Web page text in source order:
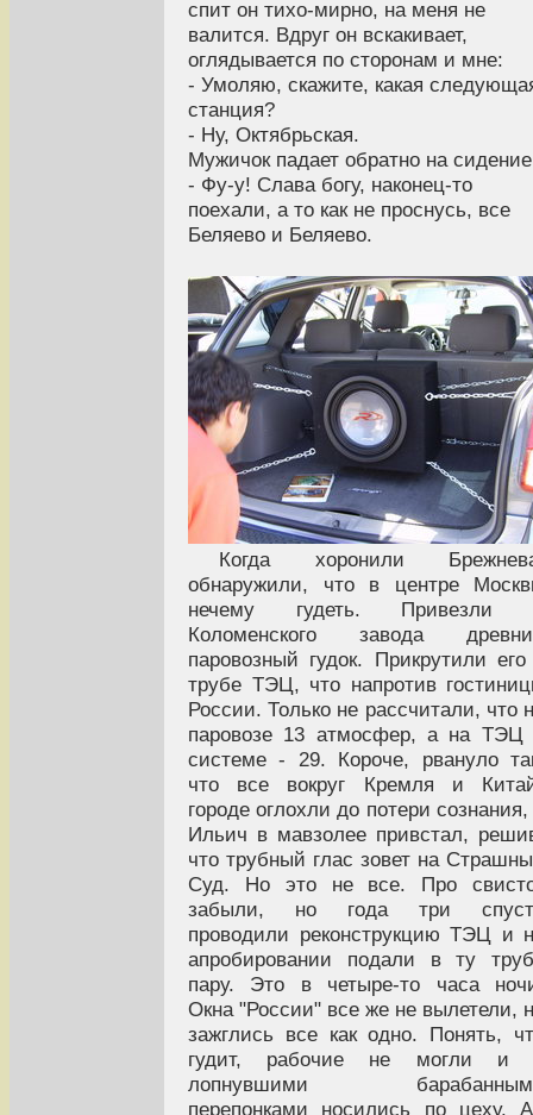
спит он тихо-мирно, на меня не
валится. Вдруг он вскакивает,
оглядывается по сторонам и мне:
- Умоляю, скажите, какая
станция?
- Ну, Октябрьская.
Мужичок падает обратно на
- Фу-у! Слава богу, наконец-то
поехали, а то как не проснусь, все
Беляево и Беляево.
Когда хоронили
обнаружили, что в центре
нечему гудеть. Привезли
Коломенского завода
паровозный гудок. Прикрутили его
трубе ТЭЦ, что напротив
России. Только не рассчитали, что
паровозе 13 атмосфер, а на ТЭЦ
системе - 29. Короче, рвануло
что все вокруг Кремля и
городе оглохли до потери сознания,
Ильич в мавзолее привстал,
что трубный глас зовет на
Суд. Но это не все. Про
забыли, но года три
проводили реконструкцию ТЭЦ и
апробировании подали в ту
пару. Это в четыре-то часа
Окна "России" все же не вылетели,
зажглись все как одно. Понять,
гудит, рабочие не могли и
лопнувшими
перепонками носились по цеху.